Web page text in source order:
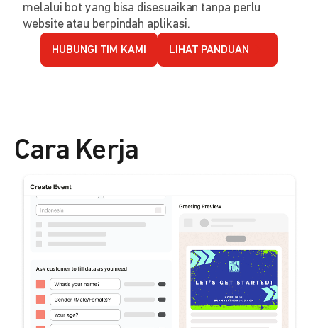
melalui bot yang bisa disesuaikan tanpa perlu
website atau berpindah aplikasi.
HUBUNGI TIM KAMI LIHAT PANDUAN
Cara Kerja